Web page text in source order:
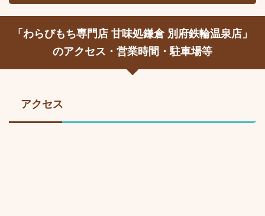
「わらびもち専門店 甘味処鎌倉 別府鉄輪温泉店」
のアクセス・営業時間・駐車場等
アクセス